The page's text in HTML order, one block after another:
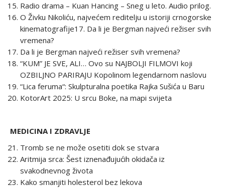
Radio drama – Kuan Hancing – Sneg u leto. Audio prilog.
O Živku Nikoliću, najvećem reditelju u istoriji crnogorske
kinematografije17. Da li je Bergman najveći režiser svih
vremena?
Da li je Bergman najveći režiser svih vremena?
“KUM” JE SVE, ALI… Ovo su NAJBOLJI FILMOVI koji
OZBILJNO PARIRAJU Kopolinom legendarnom naslovu
“Lica feruma“: Skulpturalna poetika Rajka Sušića u Baru
KotorArt 2025: U srcu Boke, na mapi svijeta
MEDICINA I ZDRAVLJE
Tromb se ne može osetiti dok se stvara
Aritmija srca: Šest iznenađujućih okidača iz
svakodnevnog života
Kako smanjiti holesterol bez lekova